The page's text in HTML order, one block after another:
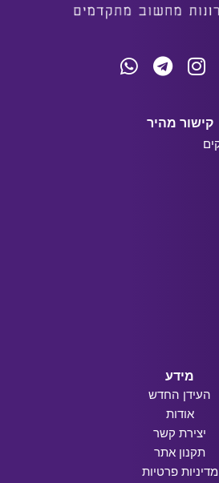
קישור מהיר
מידע
העידן החדש
אודות
יצירת קשר
תקנון אתר
מדיניות פרטיות